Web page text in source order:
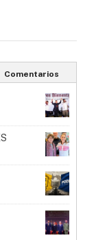
Comentarios